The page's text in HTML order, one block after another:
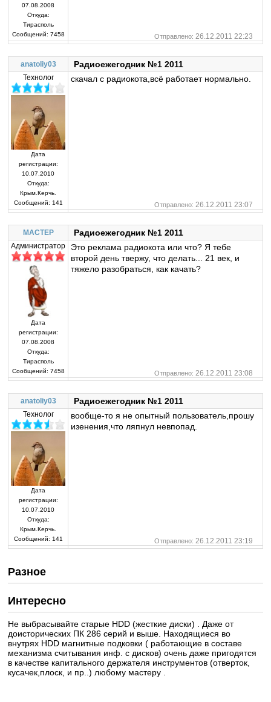
07.08.2008
Откуда:
Тирасполь
Сообщений: 7458 Отправлено: 26.12.2011 22:23
anatoliy03 Радиоежегодник №1 2011
Технолог
Дата
регистрации:
10.07.2010
Откуда:
Крым.Керчь.
Сообщений: 141
скачал с радиокота,всё работает нормально.
Отправлено: 26.12.2011 23:07
MACTEP Радиоежегодник №1 2011
Администратор
Дата
регистрации:
07.08.2008
Откуда:
Тирасполь
Сообщений: 7458
Это реклама радиокота или что? Я тебе
второй день твержу, что делать... 21 век, и
тяжело разобраться, как качать?
Отправлено: 26.12.2011 23:08
anatoliy03 Радиоежегодник №1 2011
Технолог
Дата
регистрации:
10.07.2010
Откуда:
Крым.Керчь.
Сообщений: 141
вообще-то я не опытный пользователь,прошу
изенения,что ляпнул невпопад.
Отправлено: 26.12.2011 23:19
Разное
Интересно
Не выбрасывайте старые HDD (жесткие диски) . Даже от
доисторических ПК 286 серий и выше. Находящиеся во
внутрях HDD магнитные подковки ( работающие в составе
механизма считывания инф. с дисков) очень даже пригодятся
в качестве капитального держателя инструментов (отверток,
кусачек,плоск, и пр..) любому мастеру .